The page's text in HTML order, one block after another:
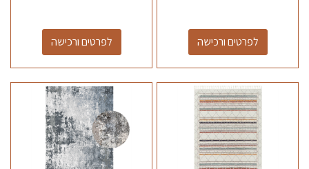
לפרטים ורכישה לפרטים ורכישה